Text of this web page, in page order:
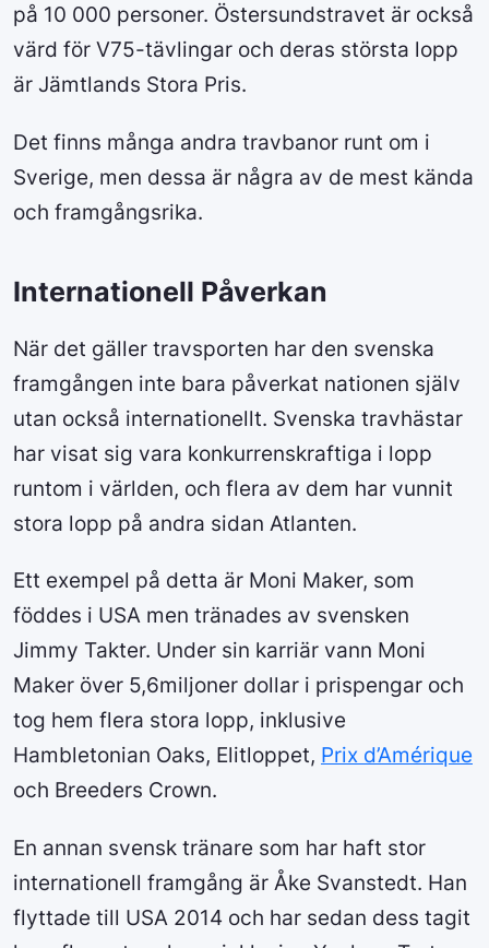
på 10 000 personer. Östersundstravet är också
värd för V75-tävlingar och deras största lopp
är Jämtlands Stora Pris.
Det finns många andra travbanor runt om i
Sverige, men dessa är några av de mest kända
och framgångsrika.
Internationell Påverkan
När det gäller travsporten har den svenska
framgången inte bara påverkat nationen själv
utan också internationellt. Svenska travhästar
har visat sig vara konkurrenskraftiga i lopp
runtom i världen, och flera av dem har vunnit
stora lopp på andra sidan Atlanten.
Ett exempel på detta är Moni Maker, som
föddes i USA men tränades av svensken
Jimmy Takter. Under sin karriär vann Moni
Maker över 5,6miljoner dollar i prispengar och
tog hem flera stora lopp, inklusive
Hambletonian Oaks, Elitloppet, Prix d’Amérique
och Breeders Crown.
En annan svensk tränare som har haft stor
internationell framgång är Åke Svanstedt. Han
flyttade till USA 2014 och har sedan dess tagit